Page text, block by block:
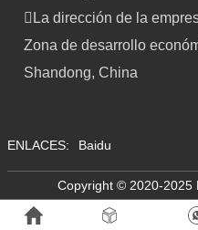
La dirección de la
Zona de desarrollo
Shandong, China
ENLACES: Baidu
Copyright © 2020-2025